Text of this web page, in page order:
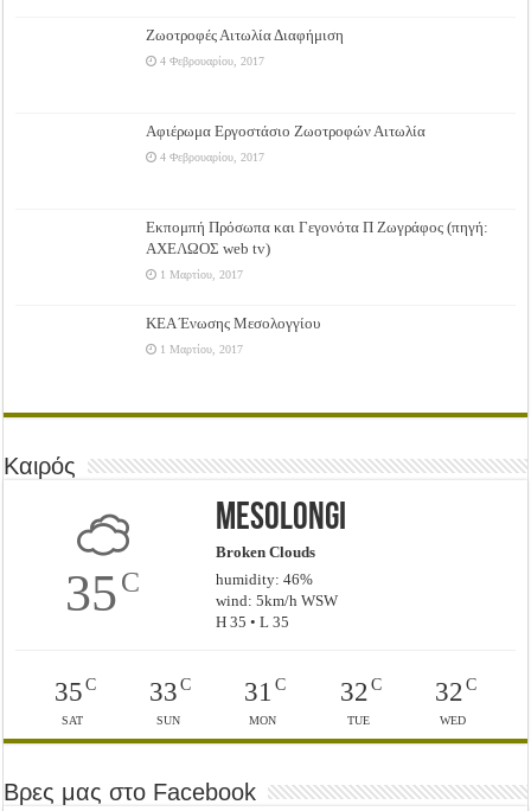
Ζωοτροφές Αιτωλία Διαφήμιση
4 Φεβρουαρίου, 2017
Αφιέρωμα Εργοστάσιο Ζωοτροφών Αιτωλία
4 Φεβρουαρίου, 2017
Εκπομπή Πρόσωπα και Γεγονότα Π Ζωγράφος (πηγή:
ΑΧΕΛΩΟΣ web tv)
1 Μαρτίου, 2017
ΚΕΑ Ένωσης Μεσολογγίου
1 Μαρτίου, 2017
Καιρός
35C
Mesolongi
Broken Clouds
humidity: 46%
wind: 5km/h WSW
H 35 • L 35
35C
SAT
33C
SUN
31 C
MON
32C
TUE
32C
WED
Βρες μας στο Facebook